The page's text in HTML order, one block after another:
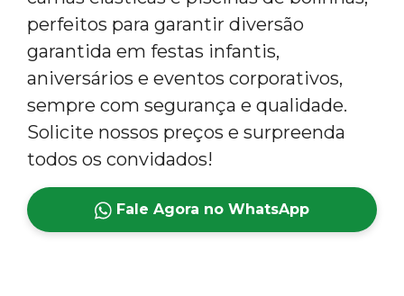
perfeitos para garantir diversão
garantida em festas infantis,
aniversários e eventos corporativos,
sempre com segurança e qualidade.
Solicite nossos preços e surpreenda
todos os convidados!
Fale Agora no WhatsApp